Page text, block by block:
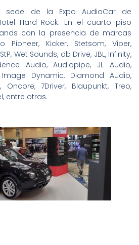
sede de la Expo AudioCar de
Hard Rock. En el cuarto piso
con la presencia de marcas
Pioneer, Kicker, Stetsom, Viper,
Wet Sounds, db Drive, JBL, Infinity,
Audio, Audiopipe, JL Audio,
Dynamic, Diamond Audio,
Oncore, 7Driver, Blaupunkt, Treo,
entre otras.